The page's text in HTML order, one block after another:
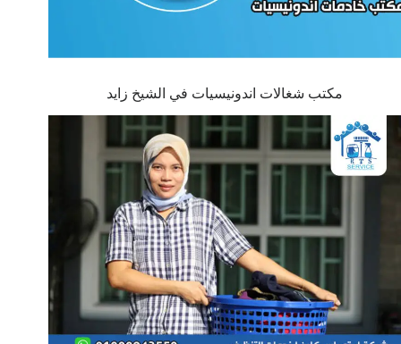
مكتب شغالات اندونيسيات في الشيخ زايد